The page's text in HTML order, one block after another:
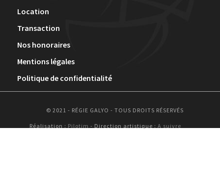
Location
Transaction
Nos honoraires
Mentions légales
Politique de confidentialité
© 2021 - RÉGIE GALYO - TOUS DROITS RÉSERVÉS
Réalisation : Pilotim - Direction artistique : A suivre